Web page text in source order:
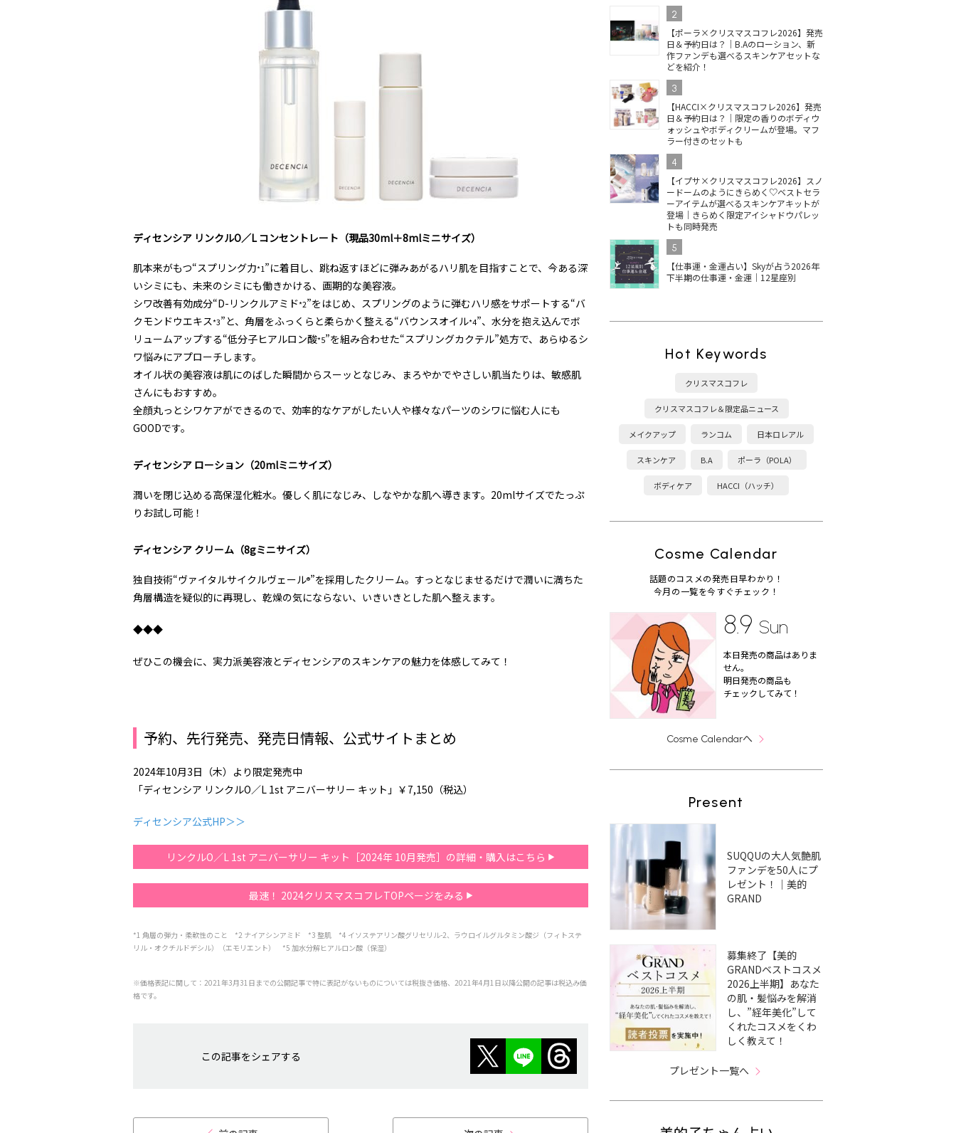
ディセンシア リンクルO／L コンセントレート（現品30ml＋8mlミニサイズ）
肌本来がもつ“スプリング力*1”に着目し、跳ね返すほどに弾みあがるハリ肌を目指すことで、今ある深
いシミにも、未来のシミにも働きかける、画期的な美容液。
シワ改善有効成分“D-リンクルアミド*2”をはじめ、スプリングのように弾むハリ感をサポートする“バ
クモンドウエキス*3”と、角層をふっくらと柔らかく整える“バウンスオイル*4”、水分を抱え込んでボ
リュームアップする“低分子ヒアルロン酸*5”を組み合わせた“スプリングカクテル”処方で、あらゆるシ
ワ悩みにアプローチします。
オイル状の美容液は肌にのばした瞬間からスーッとなじみ、まろやかでやさしい肌当たりは、敏感肌
さんにもおすすめ。
全顔丸っとシワケアができるので、効率的なケアがしたい人や様々なパーツのシワに悩む人にも
GOODです。
ディセンシア ローション（20mlミニサイズ）
潤いを閉じ込める高保湿化粧水。優しく肌になじみ、しなやかな肌へ導きます。20mlサイズでたっぷ
りお試し可能！
ディセンシア クリーム（8gミニサイズ）
独自技術“ヴァイタルサイクルヴェール®”を採用したクリーム。すっとなじませるだけで潤いに満ちた
角層構造を疑似的に再現し、乾燥の気にならない、いきいきとした肌へ整えます。
◆◆◆
ぜひこの機会に、実力派美容液とディセンシアのスキンケアの魅力を体感してみて！
予約、先行発売、発売日情報、公式サイトまとめ
2024年10月3日（木）より限定発売中
「ディセンシア リンクルO／L 1st アニバーサリー キット」￥7,150（税込）
ディセンシア公式HP＞＞
リンクルO／L 1st アニバーサリー キット［2024年 10月発売］の詳細・購入はこちら
最速！ 2024クリスマスコフレTOPページをみる
*1 角層の弾力・柔軟性のこと *2 ナイアシンアミド *3 整肌 *4 イソステアリン酸グリセリル-2、ラウロイルグルタミン酸ジ（フィトステ
リル・オクチルドデシル）（エモリエント） *5 加水分解ヒアルロン酸（保湿）
※価格表記に関して：2021年3月31日までの公開記事で特に表記がないものについては税抜き価格、2021年4月1日以降公開の記事は税込み価
格です。
この記事をシェアする
2
【ポーラ×クリスマスコフレ2026】発売
日＆予約日は？｜B.Aのローション、新
作ファンデも選べるスキンケアセットな
どを紹介！
3
【HACCI×クリスマスコフレ2026】発売
日＆予約日は？｜限定の香りのボディウ
ォッシュやボディクリームが登場。マフ
ラー付きのセットも
4
【イプサ×クリスマスコフレ2026】スノ
ードームのようにきらめく♡ベストセラ
ーアイテムが選べるスキンケアキットが
登場｜きらめく限定アイシャドウパレッ
トも同時発売
5
【仕事運・金運占い】Skyが占う2026年
下半期の仕事運・金運｜12星座別
Hot Keywords
クリスマスコフレ
クリスマスコフレ＆限定品ニュース
メイクアップ ランコム 日本ロレアル
スキンケア B.A ポーラ（POLA）
ボディケア HACCI（ハッチ）
Cosme Calendar
話題のコスメの発売日早わかり！
今月の一覧を今すぐチェック！
8.9 Sun
本日発売の商品はありま
せん。
明日発売の商品も
チェックしてみて！
Cosme Calendarへ
Present
SUQQUの大人気艶肌
ファンデを50人にプ
レゼント！｜美的
GRAND
募集終了【美的
GRANDベストコスメ
2026上半期】あなた
の肌・髪悩みを解消
し、”経年美化”して
くれたコスメをくわ
しく教えて！
プレゼント一覧へ